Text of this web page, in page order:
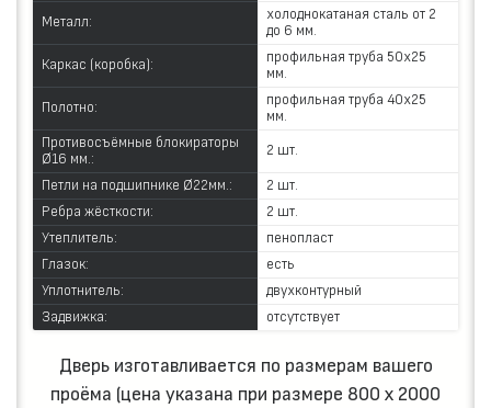
Металл:
холоднокатаная сталь от 2
до 6 мм.
Каркас (коробка):
профильная труба 50х25
мм.
Полотно:
профильная труба 40х25
мм.
Противосъёмные блокираторы
Ø16 мм.:
2 шт.
Петли на подшипнике Ø22мм.:
2 шт.
Ребра жёсткости:
2 шт.
Утеплитель:
пенопласт
Глазок:
есть
Уплотнитель:
двухконтурный
Задвижка:
отсутствует
Дверь изготавливается по размерам вашего
проёма (цена указана при размере 800 х 2000